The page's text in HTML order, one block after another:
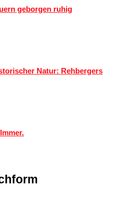
geborgen ruhig
Natur: Rehbergers